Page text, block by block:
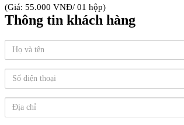
(Giá: 55.000 VNĐ/ 01 hộp)
Thông tin khách hàng